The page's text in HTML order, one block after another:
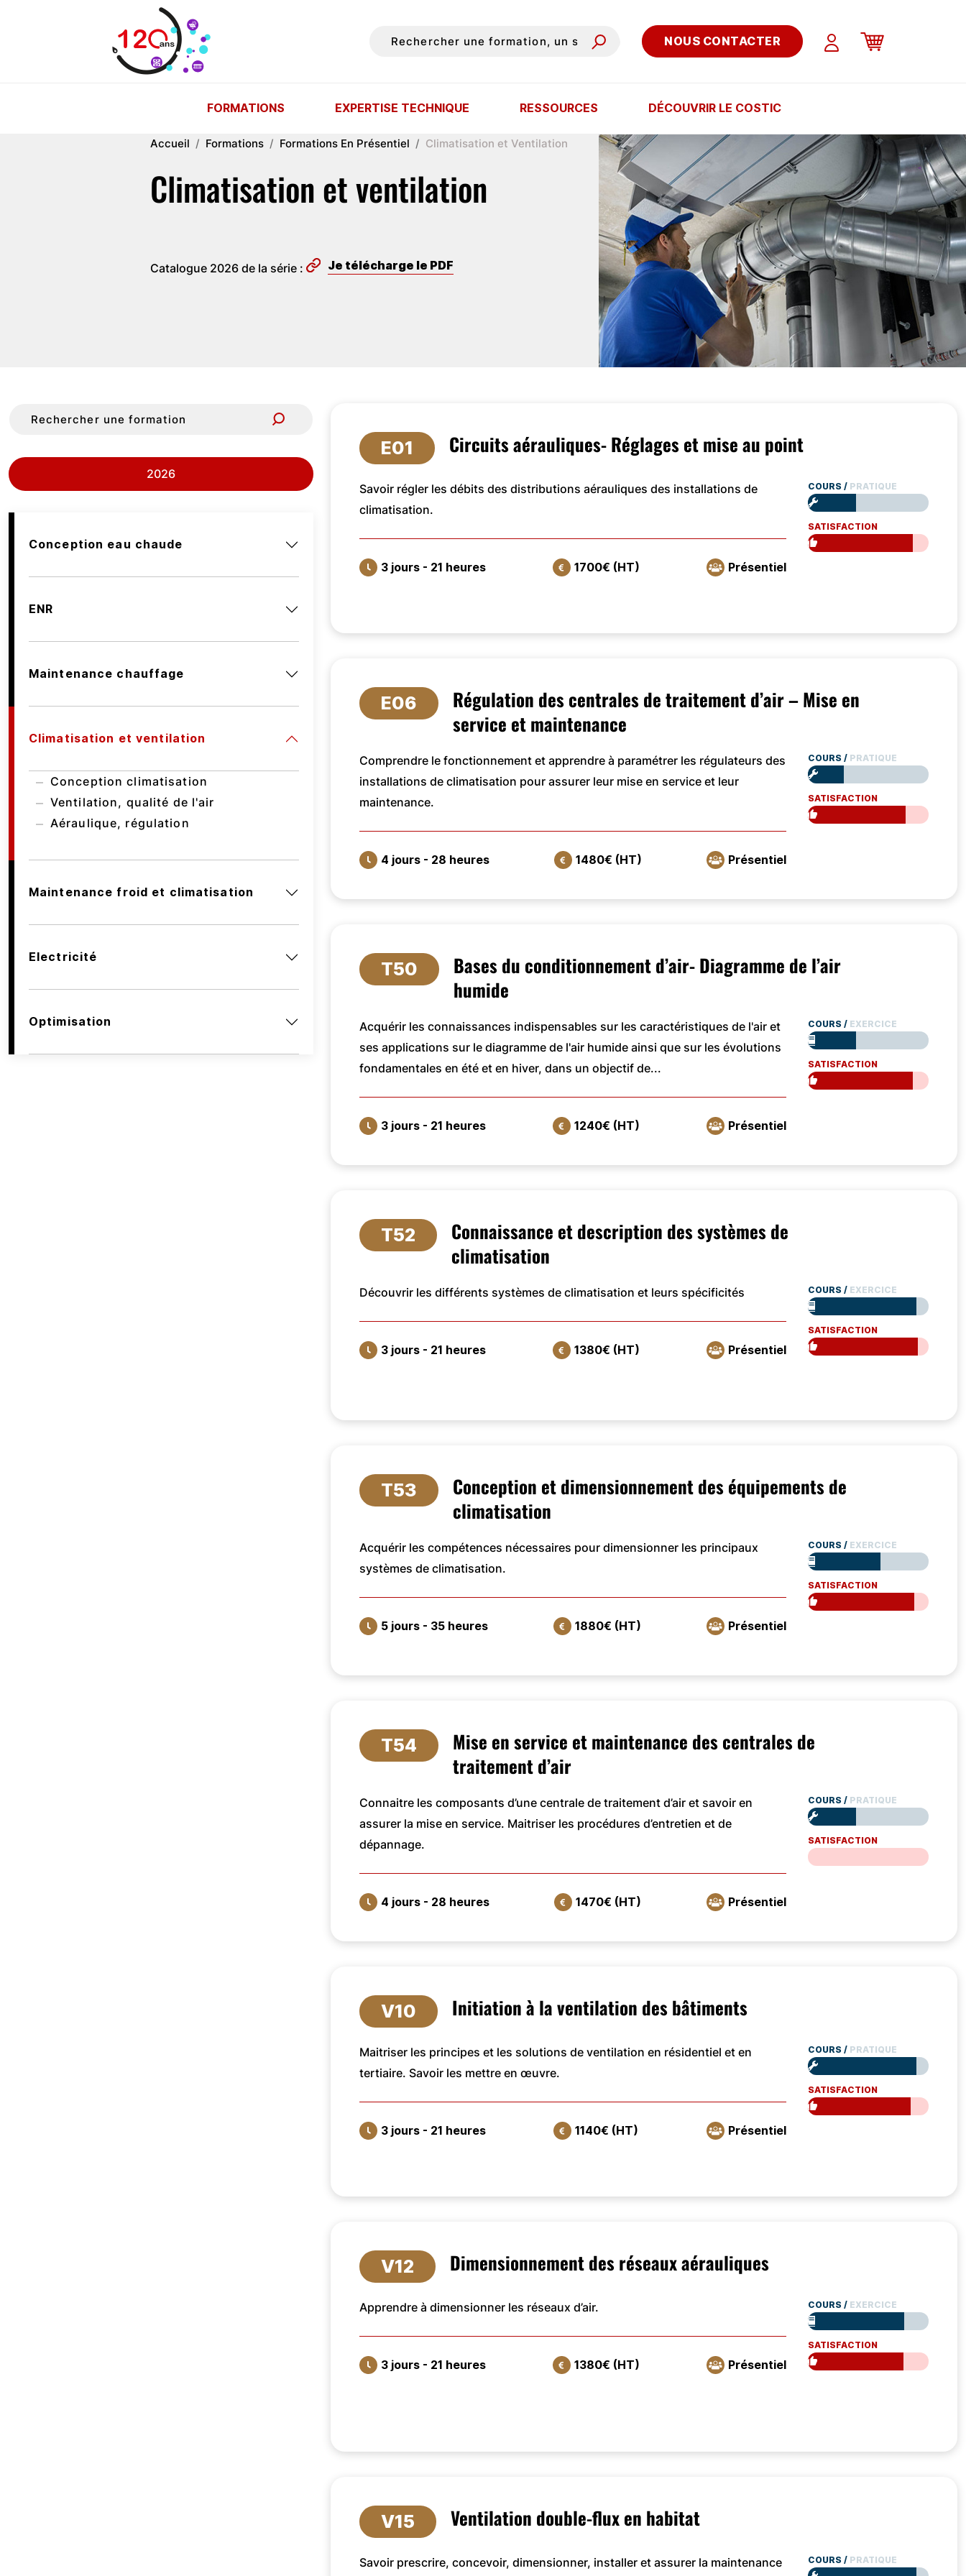
NOUS CONTACTER
FORMATIONS EXPERTISE TECHNIQUE RESSOURCES DÉCOUVRIR LE COSTIC
Accueil Formations Formations En Présentiel Climatisation et Ventilation
Climatisation et ventilation
Catalogue 2026 de la série : Je télécharge le PDF
2026
Conception eau chaude
ENR
Maintenance chauffage
Climatisation et ventilation
Conception climatisation
Ventilation, qualité de l'air
Aéraulique, régulation
Maintenance froid et climatisation
Electricité
Optimisation
E01 Circuits aérauliques- Réglages et mise au point
Savoir régler les débits des distributions aérauliques des installations de
climatisation.
3 jours - 21 heures 1700€ (HT) Présentiel
COURS / PRATIQUE
SATISFACTION
VOIR LA FORMATION
E06
Régulation des centrales de traitement d’air – Mise en
service et maintenance
Comprendre le fonctionnement et apprendre à paramétrer les régulateurs des
installations de climatisation pour assurer leur mise en service et leur
maintenance.
4 jours - 28 heures 1480€ (HT) Présentiel
COURS / PRATIQUE
SATISFACTION
VOIR LA FORMATION
T50
Bases du conditionnement d’air- Diagramme de l’air
humide
Acquérir les connaissances indispensables sur les caractéristiques de l'air et
ses applications sur le diagramme de l'air humide ainsi que sur les évolutions
fondamentales en été et en hiver, dans un objectif de...
3 jours - 21 heures 1240€ (HT) Présentiel
COURS / EXERCICE
SATISFACTION
VOIR LA FORMATION
T52
Connaissance et description des systèmes de
climatisation
Découvrir les différents systèmes de climatisation et leurs spécificités
3 jours - 21 heures 1380€ (HT) Présentiel
COURS / EXERCICE
SATISFACTION
VOIR LA FORMATION
T53
Conception et dimensionnement des équipements de
climatisation
Acquérir les compétences nécessaires pour dimensionner les principaux
systèmes de climatisation.
5 jours - 35 heures 1880€ (HT) Présentiel
COURS / EXERCICE
SATISFACTION
VOIR LA FORMATION
T54
Mise en service et maintenance des centrales de
traitement d’air
Connaitre les composants d’une centrale de traitement d’air et savoir en
assurer la mise en service. Maitriser les procédures d’entretien et de
dépannage.
4 jours - 28 heures 1470€ (HT) Présentiel
COURS / PRATIQUE
SATISFACTION
Non évalué
VOIR LA FORMATION
V10 Initiation à la ventilation des bâtiments
Maitriser les principes et les solutions de ventilation en résidentiel et en
tertiaire. Savoir les mettre en œuvre.
3 jours - 21 heures 1140€ (HT) Présentiel
COURS / PRATIQUE
SATISFACTION
VOIR LA FORMATION
V12 Dimensionnement des réseaux aérauliques
Apprendre à dimensionner les réseaux d’air.
3 jours - 21 heures 1380€ (HT) Présentiel
COURS / EXERCICE
SATISFACTION
VOIR LA FORMATION
V15 Ventilation double-flux en habitat
Savoir prescrire, concevoir, dimensionner, installer et assurer la maintenance COURS / PRATIQUE